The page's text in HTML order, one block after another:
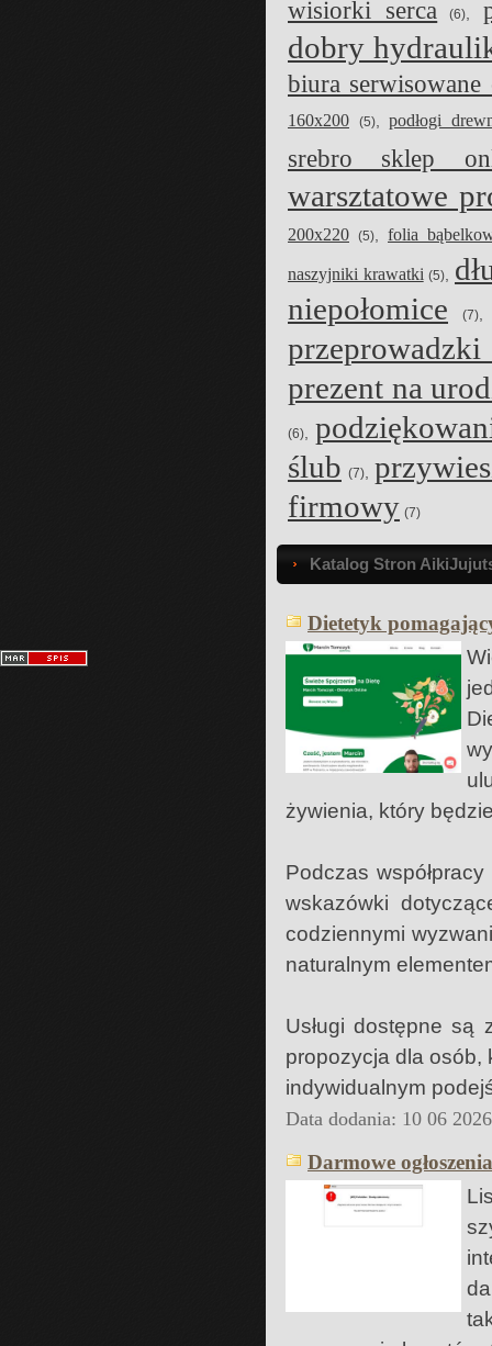
wisiorki serca (6)
dobry
biura serwisowane
160x200 (5),podłogi
srebro sklep
warsztatowe
200x220 (5) folia
naszyjniki krawatki (5)
niepołomice
(7)
przeprowadzki
prezent na
(6)
ślub (7),
firmowy (7)
Katalog Stron
Dietetyk
żywienia, który
Podczas
wskazówki
codziennymi
naturalnym
Usługi dostępne są
propozycja dla osób,
indywidualnym
Data dodania: 10 06
Darmowe